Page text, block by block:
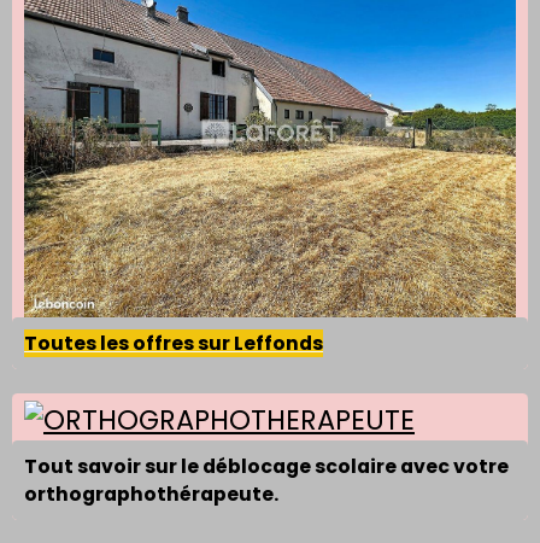
Toutes les offres sur Leffonds
Tout savoir sur le déblocage scolaire avec votre
orthographothérapeute.